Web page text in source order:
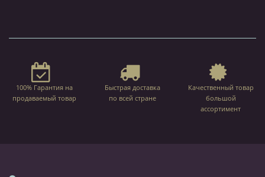
100% Гарантия на
продаваемый товар
Быстрая доставка
по всей стране
Качественный товар
большой
ассортимент